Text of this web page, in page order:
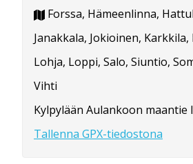
Forssa, Hämeenlinna,
Janakkala, Jokioinen,
Lohja, Loppi, Salo, Siuntio,
Vihti
Kylpylään Aulankoon maantie
Tallenna GPX-tiedostona